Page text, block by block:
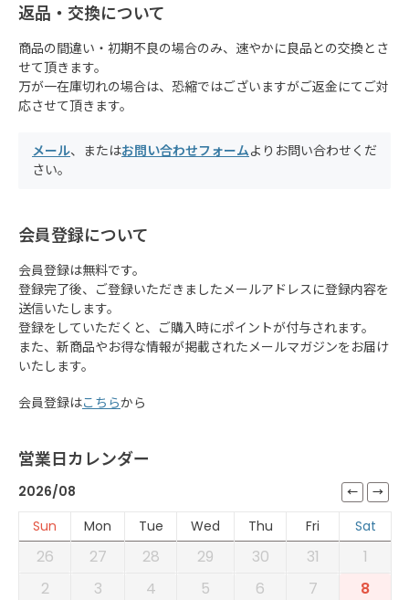
返品・交換について
商品の間違い・初期不良の場合のみ、速やかに良品との交換とさ
せて頂きます。
万が一在庫切れの場合は、恐縮ではございますがご返金にてご対
応させて頂きます。
メール、またはお問い合わせフォームよりお問い合わせくだ
さい。
会員登録について
会員登録は無料です。
登録完了後、ご登録いただきましたメールアドレスに登録内容を
送信いたします。
登録をしていただくと、ご購入時にポイントが付与されます。
また、新商品やお得な情報が掲載されたメールマガジンをお届け
いたします。
会員登録はこちらから
営業日カレンダー
2026/08
Sun
Mon Tue Wed Thu Fri Sat
26 27 28 29 30 31
1
2
3 4 5 6 7
8